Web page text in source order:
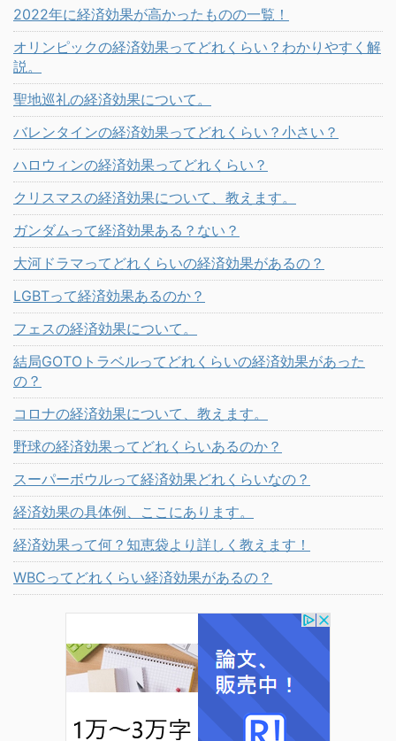
2022年に経済効果が高かったものの一覧！
オリンピックの経済効果ってどれくらい？わかりやすく解
説。
聖地巡礼の経済効果について。
バレンタインの経済効果ってどれくらい？小さい？
ハロウィンの経済効果ってどれくらい？
クリスマスの経済効果について、教えます。
ガンダムって経済効果ある？ない？
大河ドラマってどれくらいの経済効果があるの？
LGBTって経済効果あるのか？
フェスの経済効果について。
結局GOTOトラベルってどれくらいの経済効果があった
の？
コロナの経済効果について、教えます。
野球の経済効果ってどれくらいあるのか？
スーパーボウルって経済効果どれくらいなの？
経済効果の具体例、ここにあります。
経済効果って何？知恵袋より詳しく教えます！
WBCってどれくらい経済効果があるの？